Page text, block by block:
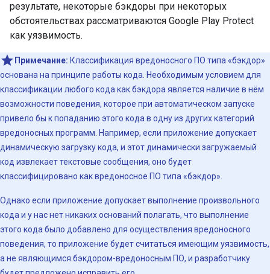
результате, некоторые бэкдоры при некоторых
обстоятельствах рассматриваются Google Play Protect
как уязвимость.
Примечание: Классификация вредоносного ПО типа «бэкдор»
основана на принципе работы кода. Необходимым условием для
классификации любого кода как бэкдора является наличие в нём
возможности поведения, которое при автоматическом запуске
привело бы к попаданию этого кода в одну из других категорий
вредоносных программ. Например, если приложение допускает
динамическую загрузку кода, и этот динамически загружаемый
код извлекает текстовые сообщения, оно будет
классифицировано как вредоносное ПО типа «бэкдор».
Однако если приложение допускает выполнение произвольного
кода и у нас нет никаких оснований полагать, что выполнение
этого кода было добавлено для осуществления вредоносного
поведения, то приложение будет считаться имеющим уязвимость,
а не являющимся бэкдором-вредоносным ПО, и разработчику